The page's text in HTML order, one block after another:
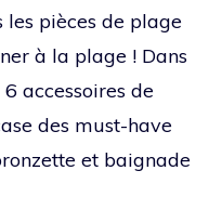
les pièces de plage
à la plage ! Dans
accessoires de
des must-have
et baignade